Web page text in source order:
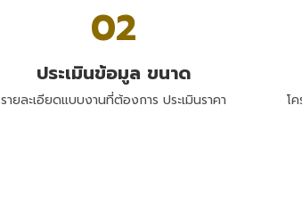
02
ประเมินข้อมูล ขนาด
รายละเอียดแบบงานที่ต้องการ ประเมินราคา โ